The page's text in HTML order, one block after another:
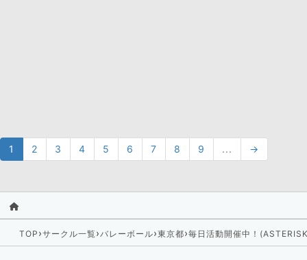
1 2 3 4 5 6 7 8 9 ... →
TOP ›サークル一覧›バレーボール›東京都›毎日活動開催中！